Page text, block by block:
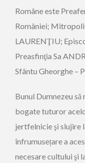
Române este
României;
LAURENŢIU;
Preasfinţia Sa
Sfântu Gheorghe –
Bunul Dumnezeu
bogate tuturor
jertfelnicie şi slujire
înfrumusețare a
necesare cultului şi